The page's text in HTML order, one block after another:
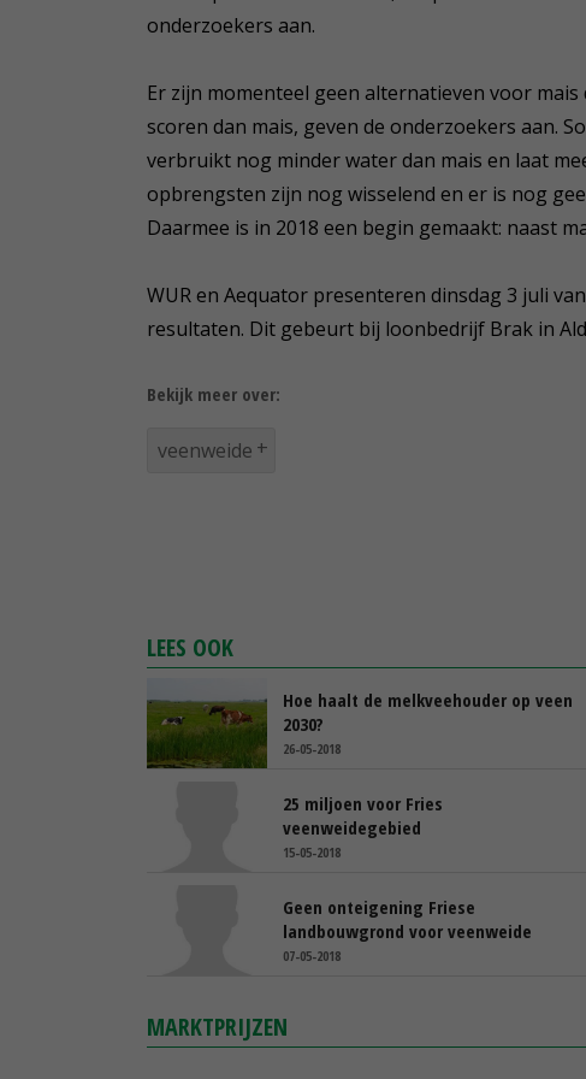
onderzoekers aan.
Er zijn momenteel geen alternatieven voor
scoren dan mais, geven de onderzoekers aan.
verbruikt nog minder water dan mais en laat
opbrengsten zijn nog wisselend en er is nog
Daarmee is in 2018 een begin gemaakt: naast
WUR en Aequator presenteren dinsdag 3 juli
resultaten. Dit gebeurt bij loonbedrijf Brak in
Bekijk meer over:
veenweide
LEES OOK
Hoe haalt de melkveehouder op veen
2030?
26-05-2018
25 miljoen voor Fries
veenweidegebied
15-05-2018
Geen onteigening Friese
landbouwgrond voor veenweide
07-05-2018
MARKTPRIJZEN